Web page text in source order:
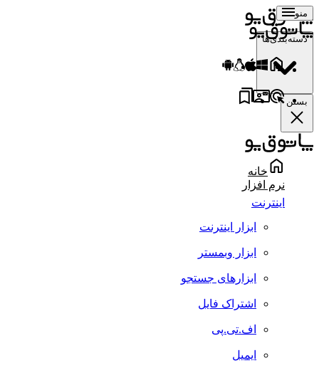
منو
دسته‌بندی‌ها
بستن
خانه
نرم افزار
اینترنت
ابزار اینترنت
ابزار وبمستر
ابزارهای جستجو
اشتراک فایل
اف.تی.پی
ایمیل